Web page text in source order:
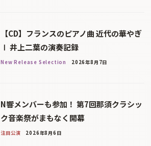
【CD】フランスのピアノ曲 近代の華やぎ
Ⅰ 井上二葉の演奏記録
New Release Selection 2026年8月7日
N響メンバーも参加！ 第7回那須クラシッ
ク音楽祭がまもなく開幕
注目公演 2026年8月6日